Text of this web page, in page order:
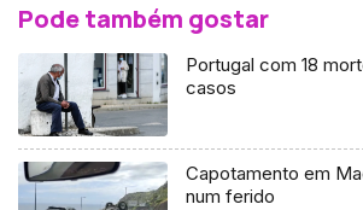
Pode também gostar
Portugal com 18
casos
Capotamento em
num ferido